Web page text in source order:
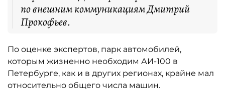
по внешним коммуникациям Дмитрий
Прокофьев.
По оценке экспертов, парк автомобилей,
которым жизненно необходим АИ-100 в
Петербурге, как и в других регионах, крайне мал
относительно общего числа машин.